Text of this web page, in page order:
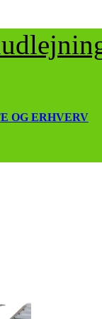
OG ERHVERV